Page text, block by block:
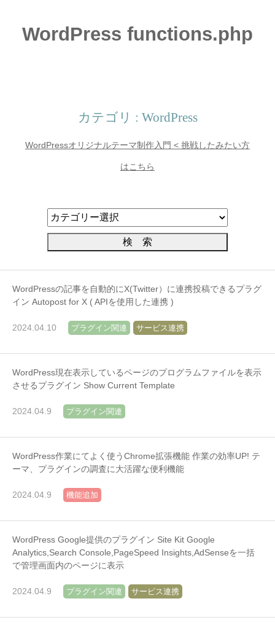
WordPress functions.php
カテゴリ : WordPress
WordPressオリジナルテーマ制作入門 < 挑戦したみたい方
はこちら
WordPressの記事を自動的にX(Twitter）に連携投稿できるプラグ
イン Autopost for X ( APIを使用した連携 )
2024.04.10 プラグイン関連 サービス連携
WordPress現在表示しているページのプログラムファイルを表示
させるプラグイン Show Current Template
2024.04.9 プラグイン関連
WordPress作業にてよく使うChrome拡張機能 作業の効率UP! テ
ーマ、プラグインの調査に大活躍な便利機能
2024.04.9 機能追加
WordPress Google提供のプラグイン Site Kit Google
Analytics,Search Console,PageSpeed Insights,AdSenseを一括
で管理画面内のページに表示
2024.04.9 プラグイン関連 サービス連携